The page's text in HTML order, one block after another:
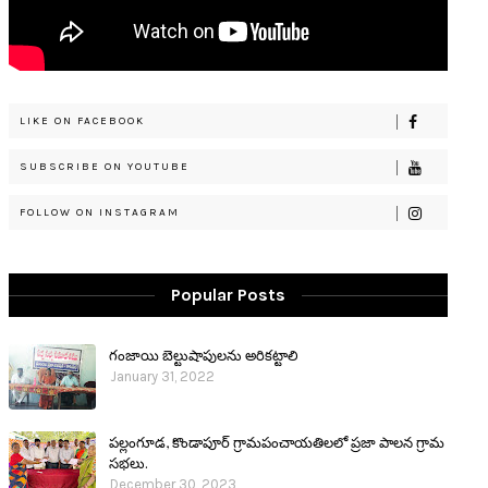
LIKE ON FACEBOOK
SUBSCRIBE ON YOUTUBE
FOLLOW ON INSTAGRAM
Popular Posts
గంజాయి బెల్టుషాపులను అరికట్టాలి
January 31, 2022
పల్లంగూడ, కొండాపూర్ గ్రామపంచాయతిలలో ప్రజా పాలన గ్రామ
సభలు.
December 30, 2023